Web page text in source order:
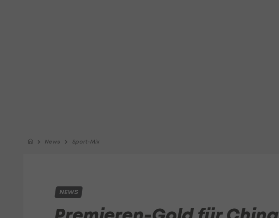
News Sport-Mix
NEWS